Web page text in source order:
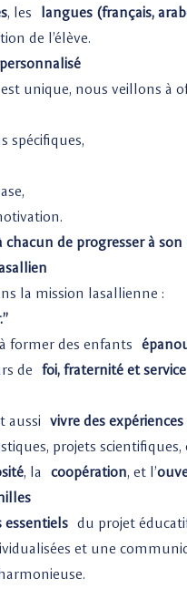
, les langues (français,
de l’élève.
unique, nous veillons à
spécifiques,
chacun de progresser à
la mission lasallienne :
former des enfants
de foi, fraternité et service
aussi vivre des
projets
, la coopération, et l’
essentiels du projet
et une